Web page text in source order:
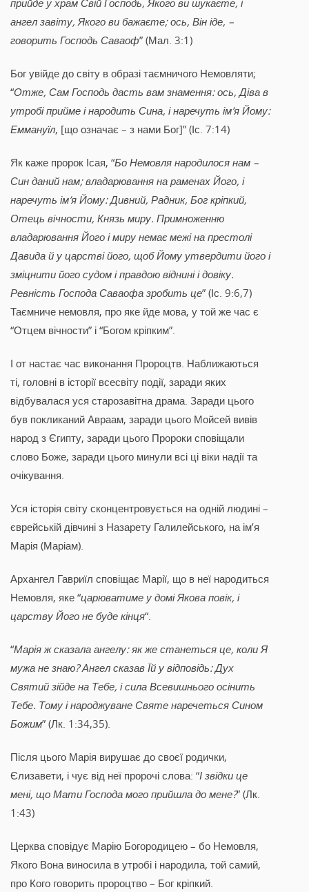
прийде у храм Свій Господь, Якого ви шукаєте, і
ангел завіту, Якого ви бажаєте; ось, Він іде, –
говорить Господь Саваоф” (Мал. 3:1)
Бог увійде до світу в образі таємничого Немовляти;
“Отже, Сам Господь дасть вам знамення: ось, Діва в
утробі прийме і народить Сина, і наречуть ім’я Йому:
Еммануїл, [що означає – з нами Бог]” (Іс. 7:14)
Як каже пророк Ісая, “Бо Немовля народилося нам –
Син даний нам; владарювання на раменах Його, і
наречуть ім’я Йому: Дивний, Радник, Бог кріпкий,
Отець вічности, Князь миру. Примноженню
владарювання Його і миру немає межі на престолі
Давида й у царстві його, щоб Йому утвердити його і
зміцнити його судом і правдою віднині і довіку.
Ревність Господа Саваофа зробить це” (Іс. 9:6,7)
Таємниче немовля, про яке йде мова, у той же час є
“Отцем вічности” і “Богом кріпким”.
І от настає час виконання Пророцтв. Наближаються
ті, головні в історії всесвіту події, заради яких
відбувалася уся старозавітна драма. Заради цього
був покликаний Авраам, заради цього Мойсей вивів
народ з Єгипту, заради цього Пророки сповіщали
слово Боже, заради цього минули всі ці віки надії та
очікування.
Уся історія світу сконцентровується на одній людині –
єврейській дівчині з Назарету Галилейського, на ім’я
Марія (Маріам).
Архангел Гавриїл сповіщає Марії, що в неї народиться
Немовля, яке “царюватиме у домі Якова повік, і
царству Його не буде кінця“.
“Марія ж сказала ангелу: як же станеться це, коли Я
мужа не знаю? Ангел сказав Їй у відповідь: Дух
Святий зійде на Тебе, і сила Всевишнього осінить
Тебе. Тому і народжуване Святе наречеться Сином
Божим” (Лк. 1:34,35).
Після цього Марія вирушає до своєї родички,
Єлизавети, і чує від неї пророчі слова: “І звідки це
мені, що Мати Господа мого прийшла до мене?” (Лк.
1:43)
Церква сповідує Марію Богородицею – бо Немовля,
Якого Вона виносила в утробі і народила, той самий,
про Кого говорить пророцтво – Бог кріпкий.